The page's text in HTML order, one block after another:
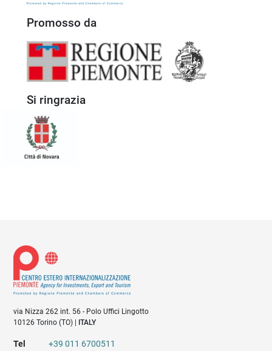
Promosso da
Si ringrazia
via Nizza 262 int. 56 - Polo Uffici Lingotto
10126 Torino (TO) |
ITALY
Tel
+39 011 6700511